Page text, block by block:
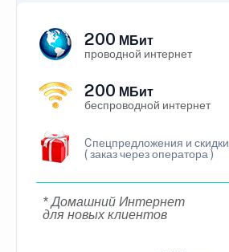
200 МБит
проводной интернет
200 МБит
беспроводной интернет
Cпецпредложения и скидки
( заказ через оператора )
* Домашний Интернет
для новых клиентов